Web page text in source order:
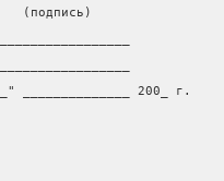
(подпись)
______________ 200_ г.